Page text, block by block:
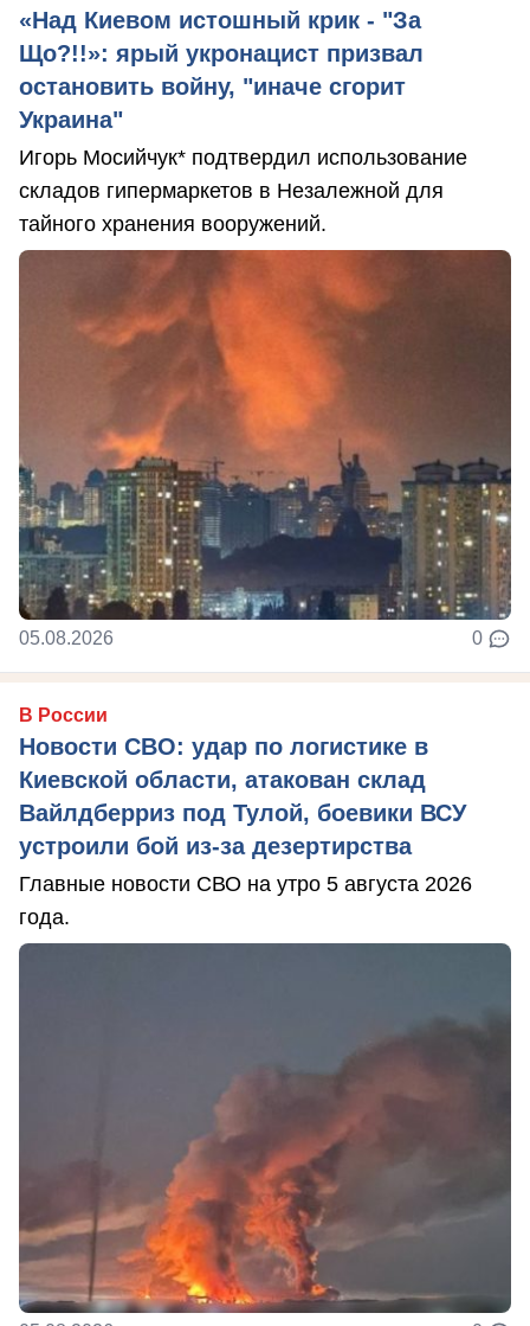
«Над Киевом истошный крик - "За
Що?!!»: ярый укронацист призвал
остановить войну, "иначе сгорит
Украина"
Игорь Мосийчук* подтвердил использование
складов гипермаркетов в Незалежной для
тайного хранения вооружений.
05.08.2026 0
В России
Новости СВО: удар по логистике в
Киевской области, атакован склад
Вайлдберриз под Тулой, боевики ВСУ
устроили бой из-за дезертирства
Главные новости СВО на утро 5 августа 2026
года.